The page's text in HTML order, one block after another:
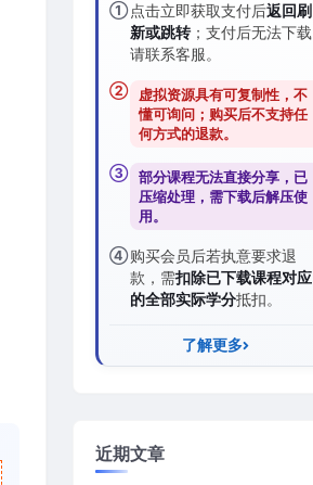
①点击立即获取支付后返回刷
新或跳转；支付后无法下载
请联系客服。
②
虚拟资源具有可复制性，不
懂可询问；购买后不支持任
何方式的退款。
③ 部分课程无法直接分享，已
压缩处理，需下载后解压使
用。
④购买会员后若执意要求退
款，需扣除已下载课程对应
的全部实际学分抵扣。
了解更多
近期文章